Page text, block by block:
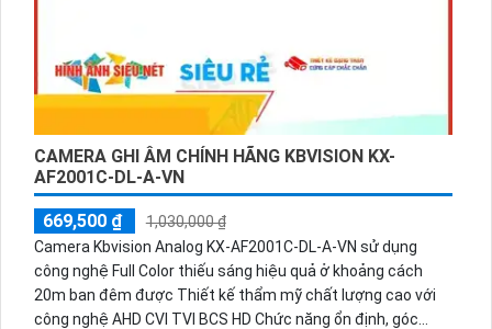
CAMERA GHI ÂM CHÍNH HÃNG KBVISION KX-
AF2001C-DL-A-VN
669,500 ₫
1,030,000 ₫
Camera Kbvision Analog KX-AF2001C-DL-A-VN sử dụng
công nghệ Full Color thiếu sáng hiệu quả ở khoảng cách
20m ban đêm được Thiết kế thẩm mỹ chất lượng cao với
công nghệ AHD CVI TVI BCS HD Chức năng ổn định, góc